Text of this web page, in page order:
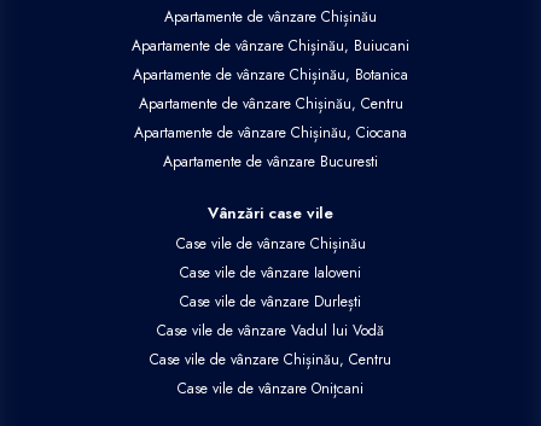
Apartamente de vânzare Chișinău
Apartamente de vânzare Chișinău, Buiucani
Apartamente de vânzare Chișinău, Botanica
Apartamente de vânzare Chișinău, Centru
Apartamente de vânzare Chișinău, Ciocana
Apartamente de vânzare Bucuresti
Vânzări case vile
Case vile de vânzare Chișinău
Case vile de vânzare Ialoveni
Case vile de vânzare Durlești
Case vile de vânzare Vadul lui Vodă
Case vile de vânzare Chișinău, Centru
Case vile de vânzare Onițcani